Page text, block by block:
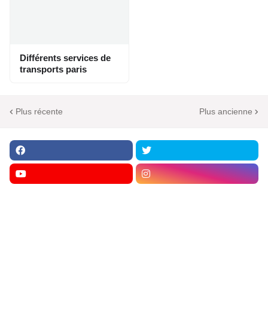
Différents services de
transports paris
Plus récente Plus ancienne